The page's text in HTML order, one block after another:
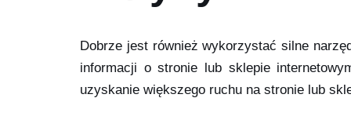
Dobrze jest również wykorzystać silne
informacji o stronie lub sklepie
uzyskanie większego ruchu na stronie lub